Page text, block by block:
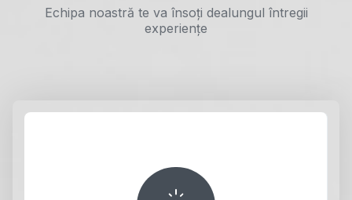
Echipa noastră te va însoți dealungul întregii
experiențe